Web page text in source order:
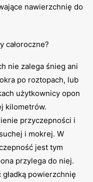
nawierzchnię do
całoroczne?
nie zalega śnieg ani
po roztopach, lub
użytkownicy opon
kilometrów.
przyczepności i
i mokrej. W
jest tym
przylega do niej.
powierzchnię